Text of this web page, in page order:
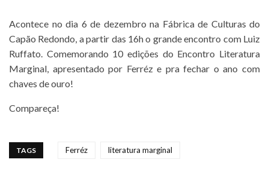
Acontece no dia 6 de dezembro na Fábrica de Culturas do
Capão Redondo, a partir das 16h o grande encontro com Luiz
Ruffato. Comemorando 10 edições do Encontro Literatura
Marginal, apresentado por Ferréz e pra fechar o ano com
chaves de ouro!
Compareça!
TAGS Ferréz literatura marginal